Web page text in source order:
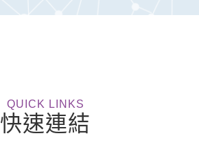
QUICK LINKS
快速連結